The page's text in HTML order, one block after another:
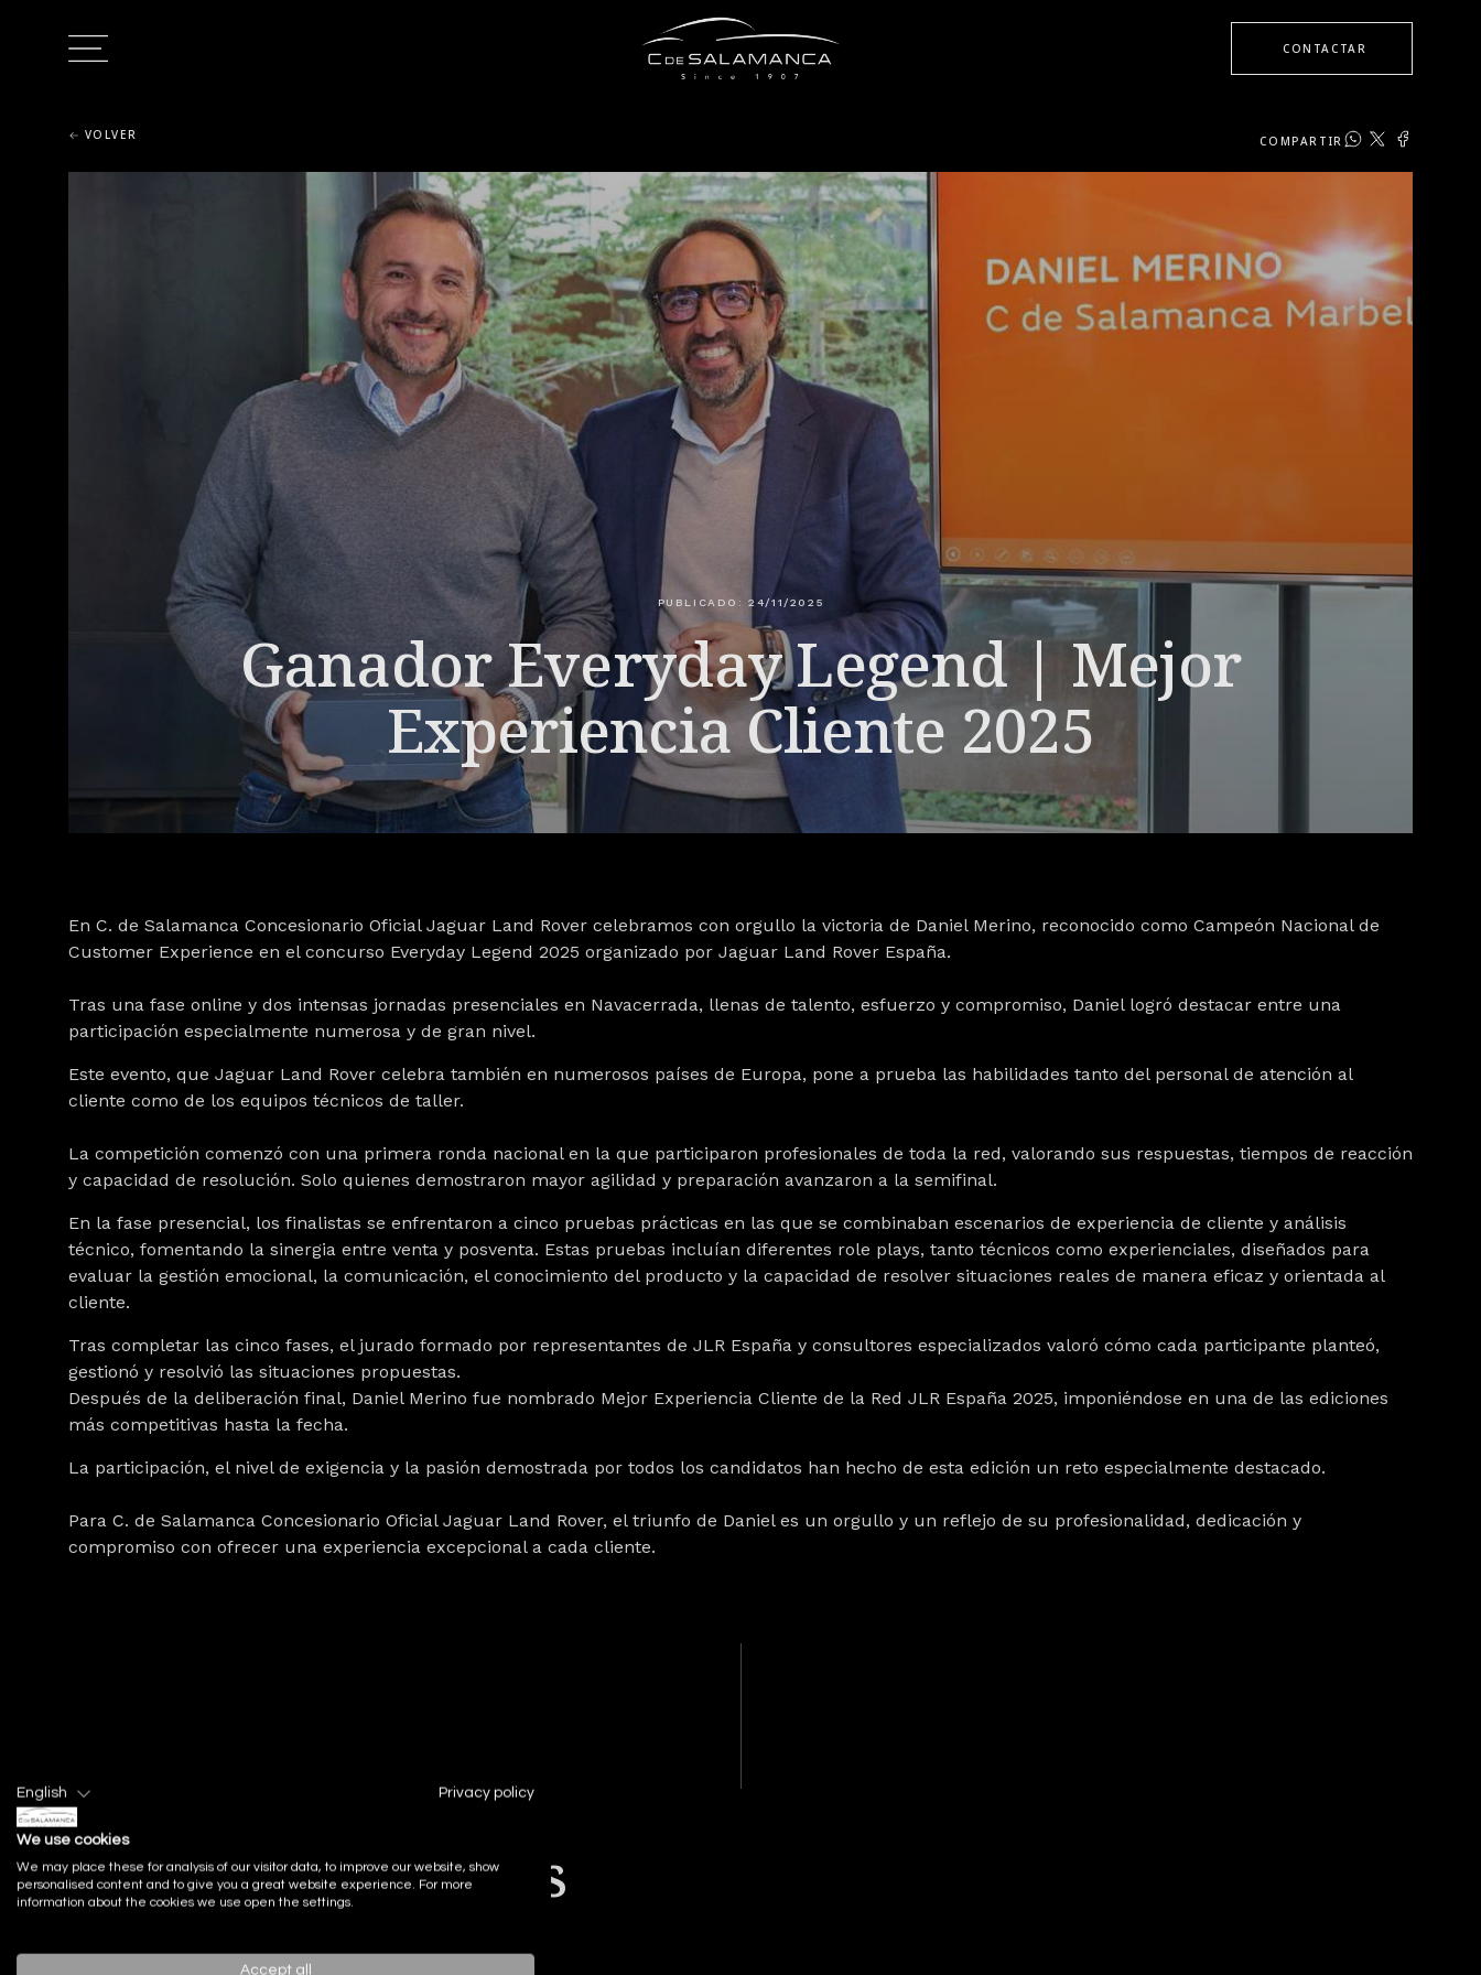
CONTACTAR
VOLVER COMPARTIR
PUBLICADO: 24/11/2025
Ganador Everyday Legend | Mejor
Experiencia Cliente 2025
En C. de Salamanca Concesionario Oficial Jaguar Land Rover celebramos con orgullo la victoria de Daniel Merino, reconocido como Campeón Nacional de
Customer Experience en el concurso Everyday Legend 2025 organizado por Jaguar Land Rover España.
Tras una fase online y dos intensas jornadas presenciales en Navacerrada, llenas de talento, esfuerzo y compromiso, Daniel logró destacar entre una
participación especialmente numerosa y de gran nivel.
Este evento, que Jaguar Land Rover celebra también en numerosos países de Europa, pone a prueba las habilidades tanto del personal de atención al
cliente como de los equipos técnicos de taller.
La competición comenzó con una primera ronda nacional en la que participaron profesionales de toda la red, valorando sus respuestas, tiempos de reacción
y capacidad de resolución. Solo quienes demostraron mayor agilidad y preparación avanzaron a la semifinal.
En la fase presencial, los finalistas se enfrentaron a cinco pruebas prácticas en las que se combinaban escenarios de experiencia de cliente y análisis
técnico, fomentando la sinergia entre venta y posventa. Estas pruebas incluían diferentes role plays, tanto técnicos como experienciales, diseñados para
evaluar la gestión emocional, la comunicación, el conocimiento del producto y la capacidad de resolver situaciones reales de manera eficaz y orientada al
cliente.
Tras completar las cinco fases, el jurado formado por representantes de JLR España y consultores especializados valoró cómo cada participante planteó,
gestionó y resolvió las situaciones propuestas.
Después de la deliberación final, Daniel Merino fue nombrado Mejor Experiencia Cliente de la Red JLR España 2025, imponiéndose en una de las ediciones
más competitivas hasta la fecha.
La participación, el nivel de exigencia y la pasión demostrada por todos los candidatos han hecho de esta edición un reto especialmente destacado.
Para C. de Salamanca Concesionario Oficial Jaguar Land Rover, el triunfo de Daniel es un orgullo y un reflejo de su profesionalidad, dedicación y
compromiso con ofrecer una experiencia excepcional a cada cliente.
Actualidad
Noticias recientes
English Privacy policy
We use cookies
We may place these for analysis of our visitor data, to improve our website, show
personalised content and to give you a great website experience. For more
information about the cookies we use open the settings.
Accept all